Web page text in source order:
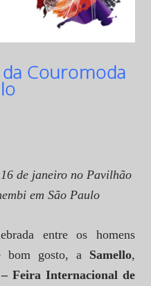
Couromoda
de janeiro no Pavilhão
em São Paulo
entre os homens
bom gosto, a Samello,
Feira Internacional de